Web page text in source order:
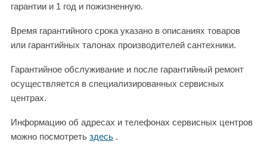
гарантии и 1 год и пожизненную.
Время гарантийного срока указано в описаниях товаров
или гарантийных талонах производителей сантехники.
Гарантийное обслуживание и после гарантийный ремонт
осуществляется в специализированных сервисных
центрах.
Информацию об адресах и телефонах сервисных центров
можно посмотреть здесь .